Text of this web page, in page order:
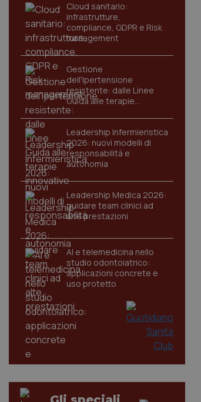
Cloud sanitario:
infrastrutture,
compliance, GDPR e Risk
management
Gestione
dell'Ipertensione
resistente: dalle Linee
Guida alle terapie
innovative
Leadership Infermieristica
2026: nuovi modelli di
responsabilità e
autonomia
Leadership Medica 2026:
guidare team clinici ad
alte prestazioni
AI e telemedicina nello
studio odontoiatrico:
applicazioni concrete e
uso protetto